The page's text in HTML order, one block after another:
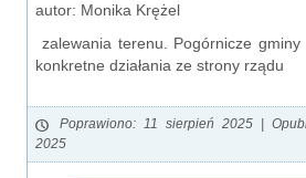
autor: Monika Krężel
zalewania terenu. Pogórnicze
konkretne działania ze strony rządu
Poprawiono: 11 sierpień 2025|
2025